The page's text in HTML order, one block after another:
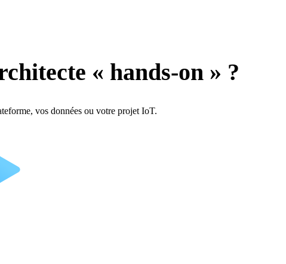
« hands-on » ?
vos données ou votre projet IoT.